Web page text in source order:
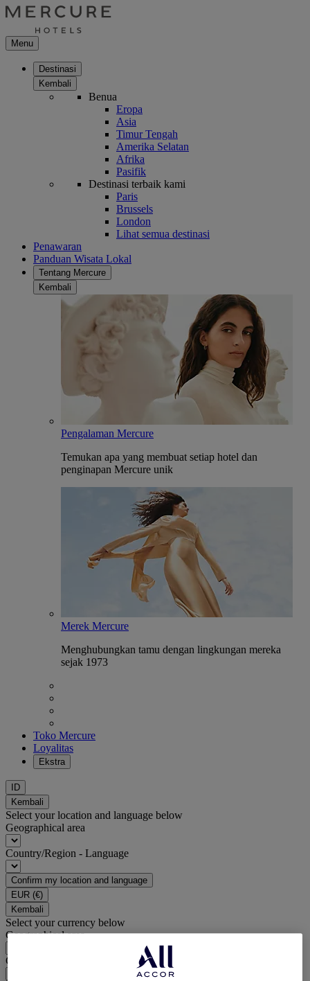
Menu
Destinasi
Kembali
Benua
Eropa
Asia
Timur Tengah
Amerika Selatan
Afrika
Pasifik
Destinasi terbaik kami
Paris
Brussels
London
Lihat semua destinasi
Penawaran
Panduan Wisata Lokal
Tentang Mercure
Kembali
Pengalaman Mercure
Temukan apa yang membuat setiap hotel dan
penginapan Mercure unik
Merek Mercure
Menghubungkan tamu dengan lingkungan mereka
sejak 1973
Toko Mercure
Loyalitas
Ekstra
ID
Kembali
Select your location and language below
Geographical area
Country/Region - Language
Confirm my location and language
EUR (€)
Kembali
Select your currency below
Geographical area
Currency